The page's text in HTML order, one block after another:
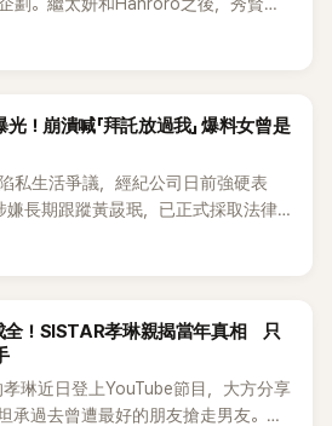
主唱，並於近期完成錄音。
！崩潰喊「拜託放過我」 爆料女曾是
私生活爭議，經紀公司日前強硬表
嫌長期跟蹤黃晸珉，已正式採取法律
聲，持續透過社群平台公開爆料，反
認自己過去曾是SHINee、NCT等偶
續延燒。
全！SISTAR孝琳親揭當年真相 只
琳近日登上YouTube節目，大方分享
承過去曾遭最好的朋友搶走男友。她